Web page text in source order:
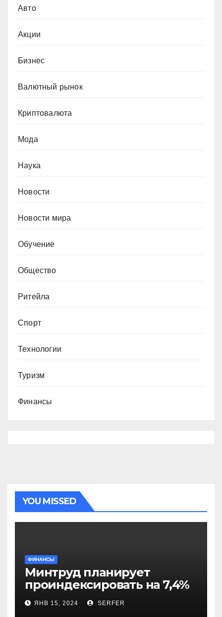
Авто
Акции
Бизнес
Валютный рынок
Криптовалюта
Мода
Наука
Новости
Новости мира
Обучение
Общество
Ритейла
Спорт
Технологии
Туризм
Финансы
YOU MISSED
ФИНАНСЫ
Минтруд планирует
проиндексировать на 7,4%
более 40 выплат и
компенсаций
ЯНВ 15, 2024 SERFER